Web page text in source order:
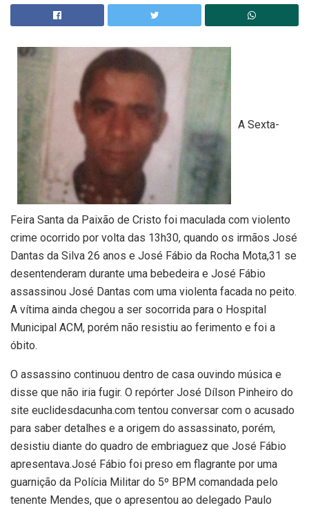
A Sexta-
Feira Santa da Paixão de Cristo foi maculada com violento
crime ocorrido por volta das 13h30, quando os irmãos José
Dantas da Silva 26 anos e José Fábio da Rocha Mota,31 se
desentenderam durante uma bebedeira e José Fábio
assassinou José Dantas com uma violenta facada no peito.
A vítima ainda chegou a ser socorrida para o Hospital
Municipal ACM, porém não resistiu ao ferimento e foi a
óbito.
O assassino continuou dentro de casa ouvindo música e
disse que não iria fugir. O repórter José Dílson Pinheiro do
site euclidesdacunha.com tentou conversar com o acusado
para saber detalhes e a origem do assassinato, porém,
desistiu diante do quadro de embriaguez que José Fábio
apresentava.José Fábio foi preso em flagrante por uma
guarnição da Polícia Militar do 5º BPM comandada pelo
tenente Mendes, que o apresentou ao delegado Paulo